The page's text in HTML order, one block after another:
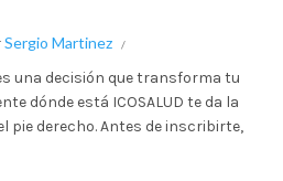
Sergio Martinez
una decisión que transforma tu
dónde está ICOSALUD te da la
pie derecho. Antes de inscribirte,